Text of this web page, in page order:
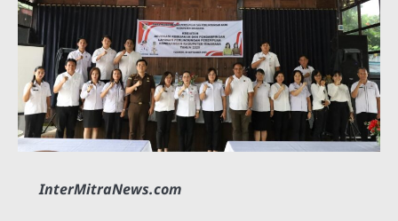
InterMitraNews.com